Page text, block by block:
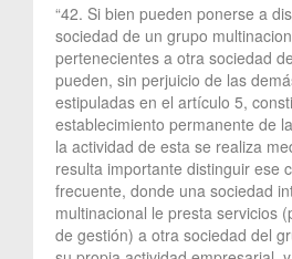
“42. Si bien pueden ponerse a
sociedad de un grupo
pertenecientes a otra sociedad
pueden, sin perjuicio de las
estipuladas en el artículo 5,
establecimiento permanente de
la actividad de esta se realiza
resulta importante distinguir ese
frecuente, donde una sociedad
multinacional le presta servicios
de gestión) a otra sociedad del